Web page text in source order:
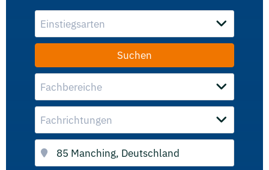
Einstiegsarten
Fachbereiche
Fachrichtungen